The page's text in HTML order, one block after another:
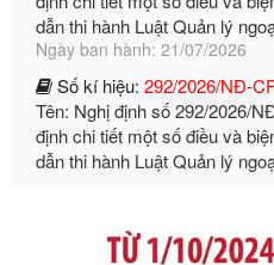
Số kí hiệu:292/2026/NĐ-
Tên: Nghị định số 292/2026/
định chi tiết một số điều và
dẫn thi hành Luật Quản lý
Ngày ban hành: 21/07/2026
Số kí hiệu:105/2026/TT-
bỏ Thông tư số 87/2019/TT-
2019 của Bộ trưởng Bộ Tài